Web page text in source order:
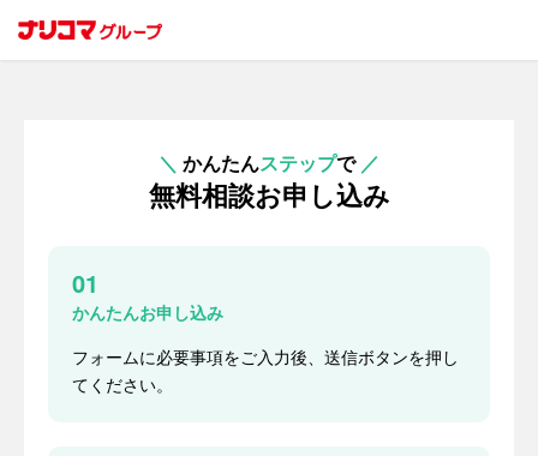
＼ かんたんステップで ／
無料相談お申し込み
01
かんたんお申し込み
フォームに必要事項をご入力後、送信ボタンを押し
てください。